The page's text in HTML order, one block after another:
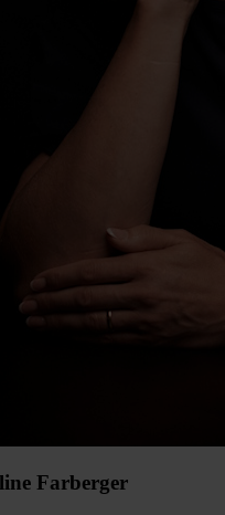
Farberger